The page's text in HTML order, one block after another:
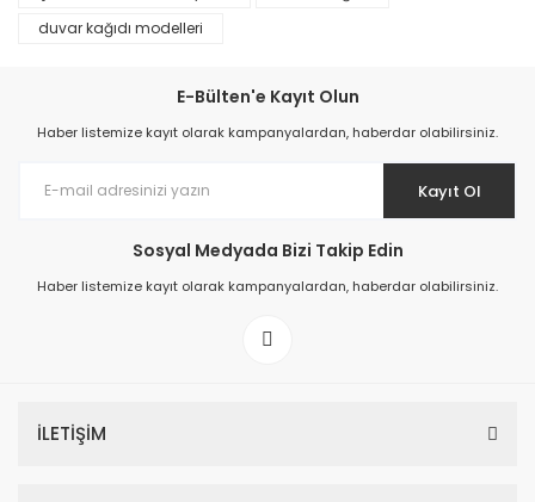
Prime ArtDECO Duvar Kağıdı Tutkalı 500 gr
149,00 TL
duvar kağıdı modelleri
E-Bülten'e Kayıt Olun
Haber listemize kayıt olarak kampanyalardan, haberdar olabilirsiniz.
Kayıt Ol
Sosyal Medyada Bizi Takip Edin
Haber listemize kayıt olarak kampanyalardan, haberdar olabilirsiniz.
İLETİŞİM